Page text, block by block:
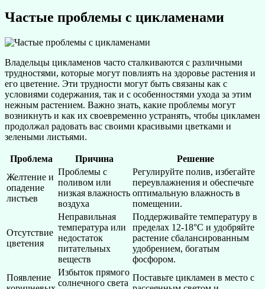
Частые проблемы с цикламенами
Владельцы цикламенов часто сталкиваются с различными
трудностями, которые могут повлиять на здоровье растения и
его цветение. Эти трудности могут быть связаны как с
условиями содержания, так и с особенностями ухода за этим
нежным растением. Важно знать, какие проблемы могут
возникнуть и как их своевременно устранять, чтобы цикламен
продолжал радовать вас своими красивыми цветками и
зелеными листьями.
Проблема Причина
Решение
Желтение и
опадение
листьев
Проблемы с
поливом или
низкая влажность
воздуха
Регулируйте полив, избегайте
переувлажнения и обеспечьте
оптимальную влажность в
помещении.
Отсутствие
цветения
Неправильная
температура или
недостаток
питательных
веществ
Поддерживайте температуру в
пределах 12-18°C и удобряйте
растение сбалансированным
удобрением, богатым
фосфором.
Появление
Избыток прямого
солнечного света
Поставьте цикламен в место с